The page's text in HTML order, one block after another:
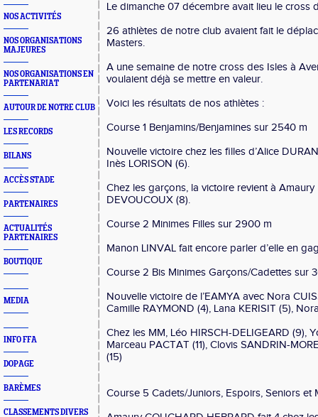
NOS ACTIVITÉS
NOS ORGANISATIONS
MAJEURES
NOS ORGANISATIONS EN
PARTENARIAT
AUTOUR DE NOTRE CLUB
LES RECORDS
BILANS
ACCÈS STADE
PARTENAIRES
ACTUALITÉS
PARTENAIRES
BOUTIQUE
MEDIA
INFO FFA
DOPAGE
BARÈMES
CLASSEMENTS DIVERS
Le dimanche 07 décembre avait lieu le cross
26 athlètes de notre club avaient fait le
Masters.
A une semaine de notre cross des Isles à
voulaient déjà se mettre en valeur.
Voici les résultats de nos athlètes :
Course 1 Benjamins/Benjamines sur 2540 m
Nouvelle victoire chez les filles d’Alice
Inès LORISON (6).
Chez les garçons, la victoire revient à Amaury
DEVOUCOUX (8).
Course 2 Minimes Filles sur 2900 m
Manon LINVAL fait encore parler d’elle en
Course 2 Bis Minimes Garçons/Cadettes sur
Nouvelle victoire de l’EAMYA avec Nora
Camille RAYMOND (4), Lana KERISIT (5),
Chez les MM, Léo HIRSCH-DELIGEARD (9),
Marceau PACTAT (11), Clovis SANDRIN-
(15)
Course 5 Cadets/Juniors, Espoirs, Seniors et